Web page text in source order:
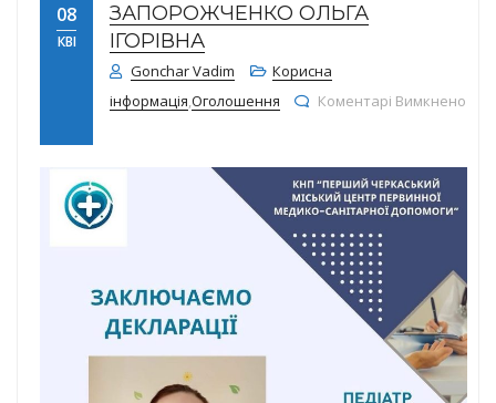
08
КВІ
ЗАПОРОЖЧЕНКО ОЛЬГА
ІГОРІВНА
Gonchar Vadim
Корисна
інформація,Оголошення
Коментарі Вимкнено